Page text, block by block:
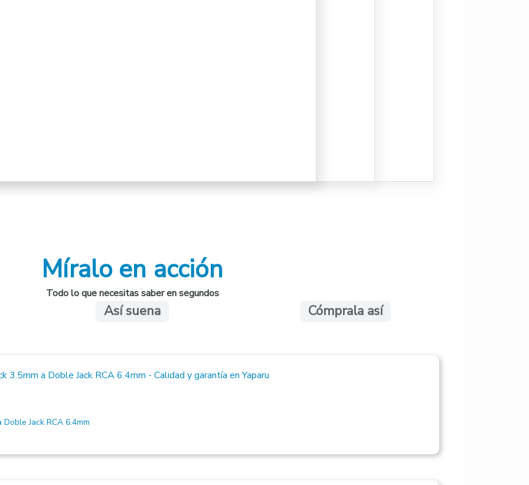
Míralo en acción
Todo lo que necesitas saber en segundos
Así suena Cómprala así
Doble Jack RCA 6.4mm